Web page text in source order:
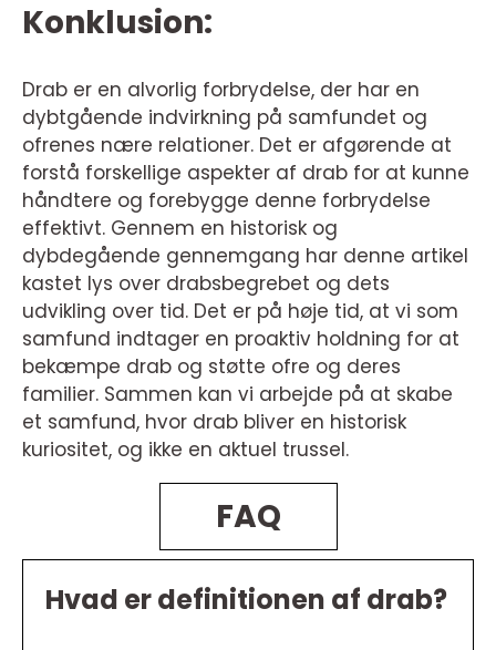
Konklusion:
Drab er en alvorlig forbrydelse, der har en
dybtgående indvirkning på samfundet og
ofrenes nære relationer. Det er afgørende at
forstå forskellige aspekter af drab for at kunne
håndtere og forebygge denne forbrydelse
effektivt. Gennem en historisk og
dybdegående gennemgang har denne artikel
kastet lys over drabsbegrebet og dets
udvikling over tid. Det er på høje tid, at vi som
samfund indtager en proaktiv holdning for at
bekæmpe drab og støtte ofre og deres
familier. Sammen kan vi arbejde på at skabe
et samfund, hvor drab bliver en historisk
kuriositet, og ikke en aktuel trussel.
FAQ
Hvad er definitionen af drab?